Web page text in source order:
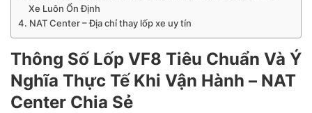
Xe Luôn Ổn Định
NAT Center – Địa chỉ thay lốp xe uy tín
Thông Số Lốp VF8 Tiêu Chuẩn Và Ý
Nghĩa Thực Tế Khi Vận Hành – NAT
Center Chia Sẻ